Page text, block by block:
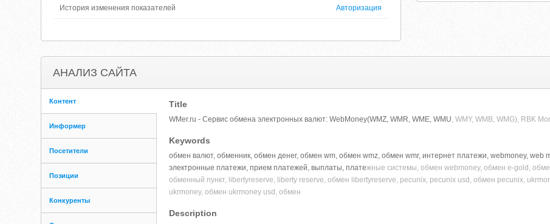
История изменения показателей Авторизация
АНАЛИЗ САЙТА
Контент
Информер
Посетители
Позиции
Конкуренты
Title
WMer.ru - Сервис обмена электронных валют: WebMoney(WMZ, WMR, WME, WMU, WMY, WMB, WMG), RBK
Keywords
обмен валют, обменник, обмен денег, обмен wm, обмен wmz, обмен wmr, интернет платежи, webmoney, web
электронные платежи, прием платежей, выплаты, платежные системы, обмен webmoney, обмен e-gold,
обменный пункт, libertyreserve, liberty reserve, обмен libertyreserve, pecunix, pecunix usd, обмен pecunix,
ukrmoney, обмен ukrmoney usd, обмен
Description